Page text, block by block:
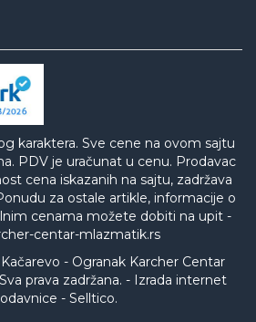
karaktera. Sve cene na ovom sajtu
PDV je uračunat u cenu. Prodavac
cena iskazanih na sajtu, zadržava
za ostale artikle, informacije o
cenama možete dobiti na upit -
centar-mlazmatik.rs
- Ogranak Karcher Centar
prava zadržana. - Izrada internet
- Selltico.